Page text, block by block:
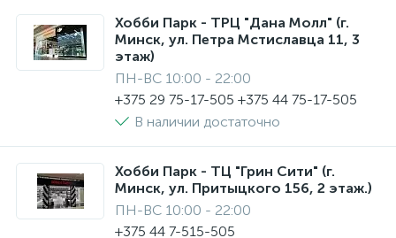
Хобби Парк - ТРЦ "Дана Молл" (г.
Минск, ул. Петра Мстиславца 11, 3
этаж)
ПН-ВС 10:00 - 22:00
+375 29 75-17-505 +375 44 75-17-505
В наличии достаточно
Хобби Парк - ТЦ "Грин Сити" (г.
Минск, ул. Притыцкого 156, 2 этаж.)
ПН-ВС 10:00 - 22:00
+375 44 7-515-505